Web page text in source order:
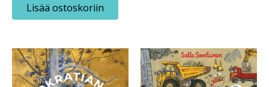
Lisää ostoskoriin